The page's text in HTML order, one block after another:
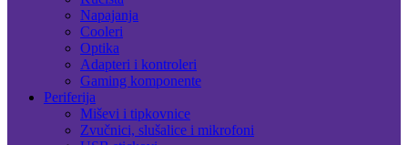
Napajanja
Cooleri
Optika
Adapteri i kontroleri
Gaming komponente
Periferija
Miševi i tipkovnice
Zvučnici, slušalice i mikrofoni